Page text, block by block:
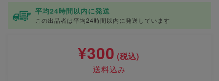
平均24時間以内に発送
この出品者は平均24時間以内に発送しています
¥300 (税込)
送料込み